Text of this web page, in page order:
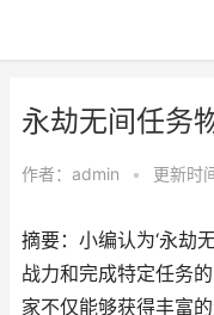
永劫无间任务
作者： admin • 更新时
摘要：小编认为‘永劫
战力和完成特定任务
家不仅能够获得丰富